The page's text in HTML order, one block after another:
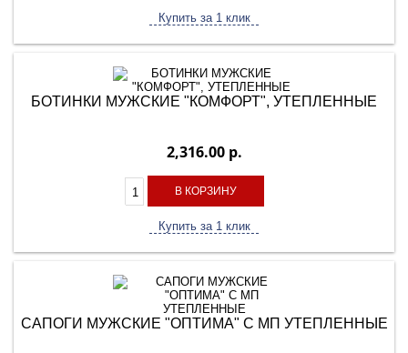
Купить за 1 клик
БОТИНКИ МУЖСКИЕ "КОМФОРТ", УТЕПЛЕННЫЕ
2,316.00 р.
В КОРЗИНУ
Купить за 1 клик
САПОГИ МУЖСКИЕ "ОПТИМА" С МП УТЕПЛЕННЫЕ